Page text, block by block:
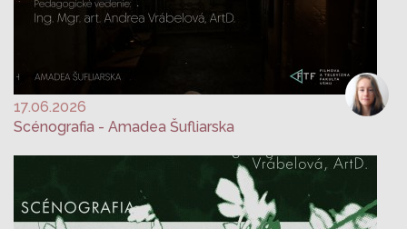
17.06.2026
Scénografia - Amadea Šufliarska